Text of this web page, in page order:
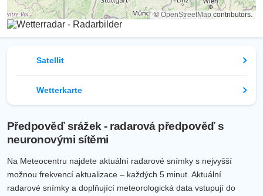
©OpenStreetMap contributors.
Satellit
Wetterkarte
Předpověď srážek - radarová předpověď s
neuronovými sítěmi
Na Meteocentru najdete aktuální radarové snímky s nejvyšší
možnou frekvencí aktualizace – každých 5 minut. Aktuální
radarové snímky a doplňující meteorologická data vstupují do